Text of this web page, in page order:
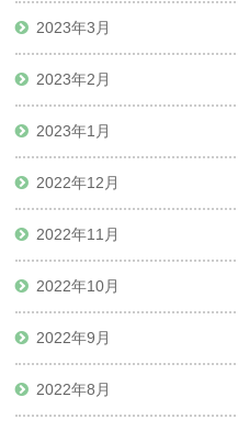
2023年3月
2023年2月
2023年1月
2022年12月
2022年11月
2022年10月
2022年9月
2022年8月